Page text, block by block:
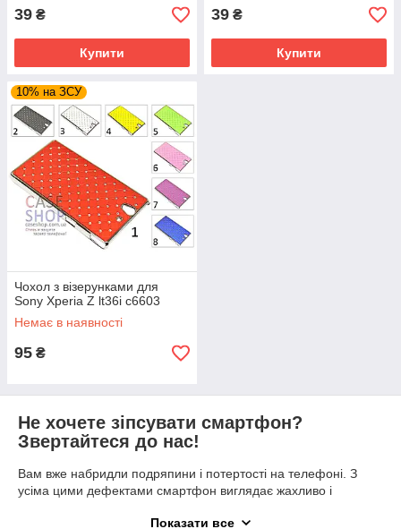
39 ₴
Купити
39 ₴
Купити
10% на ЗСУ
Чохол з візерунками для
Sony Xperia Z lt36i c6603
Немає в наявності
95 ₴
Не хочете зіпсувати смартфон?
Звертайтеся до нас!
Вам вже набридли подряпини і потертості на телефоні. З
усіма цими дефектами смартфон виглядає жахливо і
купіть чохол для Sony Xperia Z lt36i c6603! Це потрібна річ,
Показати все